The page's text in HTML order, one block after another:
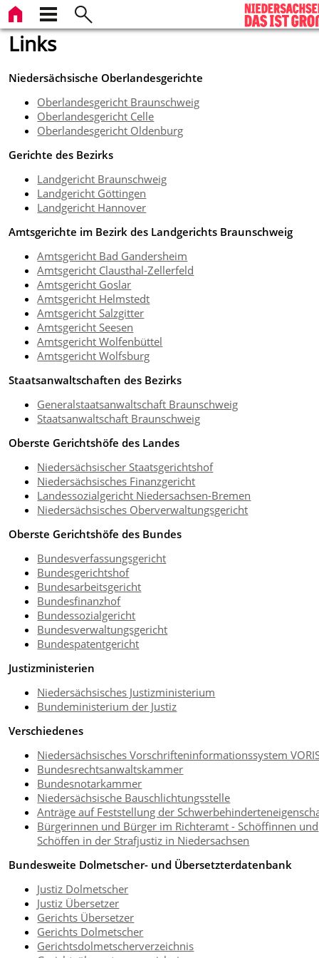
Links
Niedersächsische Oberlandesgerichte
Oberlandesgericht Braunschweig
Oberlandesgericht Celle
Oberlandesgericht Oldenburg
Gerichte des Bezirks
Landgericht Braunschweig
Landgericht Göttingen
Landgericht Hannover
Amtsgerichte im Bezirk des Landgerichts Braunschweig
Amtsgericht Bad Gandersheim
Amtsgericht Clausthal-Zellerfeld
Amtsgericht Goslar
Amtsgericht Helmstedt
Amtsgericht Salzgitter
Amtsgericht Seesen
Amtsgericht Wolfenbüttel
Amtsgericht Wolfsburg
Staatsanwaltschaften des Bezirks
Generalstaatsanwaltschaft Braunschweig
Staatsanwaltschaft Braunschweig
Oberste Gerichtshöfe des Landes
Niedersächsischer Staatsgerichtshof
Niedersächsisches Finanzgericht
Landessozialgericht Niedersachsen-Bremen
Niedersächsisches Oberverwaltungsgericht
Oberste Gerichtshöfe des Bundes
Bundesverfassungsgericht
Bundesgerichtshof
Bundesarbeitsgericht
Bundesfinanzhof
Bundessozialgericht
Bundesverwaltungsgericht
Bundespatentgericht
Justizministerien
Niedersächsisches Justizministerium
Bundeministerium der Justiz
Verschiedenes
Niedersächsisches Vorschrifteninformationssystem
Bundesrechtsanwaltskammer
Bundesnotarkammer
Niedersächsische Bauschlichtungsstelle
Anträge auf Feststellung der
Bürgerinnen und Bürger im Richteramt - Schöffinnen und
Schöffen in der Strafjustiz in Niedersachsen
Bundesweite Dolmetscher- und Übersetzterdatenbank
Justiz Dolmetscher
Justiz Übersetzer
Gerichts Übersetzer
Gerichts Dolmetscher
Gerichtsdolmetscherverzeichnis